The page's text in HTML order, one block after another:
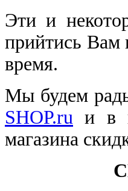
Эти и
прийтись Вам
время.
Мы будем
SHOP.ru и в
магазина